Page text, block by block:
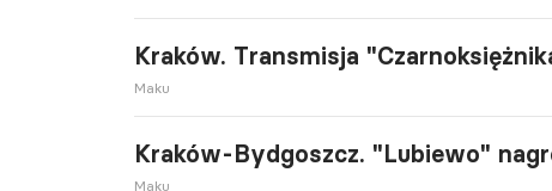
Kraków. Transmisja
Maku
Kraków-Bydgoszcz. "Lubiewo"
Maku